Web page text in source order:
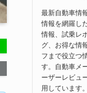
最新自動車情
情報を網羅し
情報、試乗レ
グ、お得な情
フまで役立つ
す。自動車メ
ーザーレビュ
用しています。